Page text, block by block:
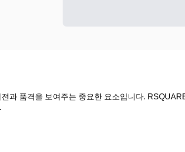
과 품격을 보여주는 중요한 요소입니다.